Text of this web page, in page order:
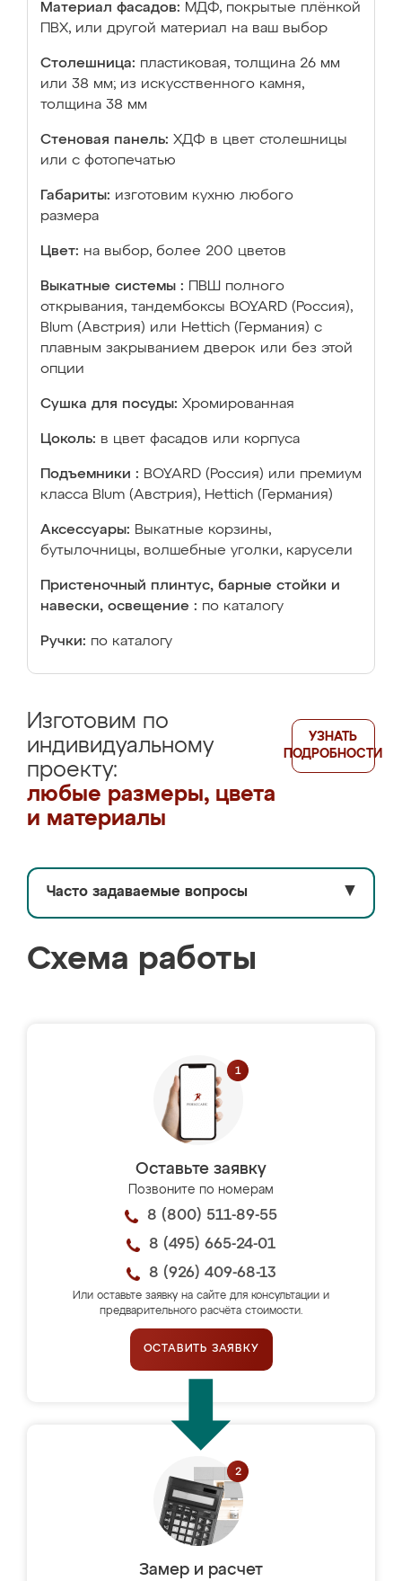
Материал фасадов: МДФ, покрытые плёнкой
ПВХ, или другой материал на ваш выбор
Столешница: пластиковая, толщина 26 мм
или 38 мм; из искусственного камня,
толщина 38 мм
Стеновая панель: ХДФ в цвет столешницы
или с фотопечатью
Габариты: изготовим кухню любого
размера
Цвет: на выбор, более 200 цветов
Выкатные системы :
ПВШ полного
открывания, тандембоксы BOYARD (Россия),
Blum (Австрия) или Hettich (Германия) с
плавным закрыванием дверок или без этой
опции
Сушка для посуды: Хромированная
Цоколь: в цвет фасадов или корпуса
Подъемники : BOYARD (Россия) или премиум
класса Blum (Австрия), Hettich (Германия)
Аксессуары: Выкатные корзины,
бутылочницы, волшебные уголки, карусели
Пристеночный плинтус, барные стойки и
навески, освещение : по каталогу
Ручки: по каталогу
Изготовим по
индивидуальному
проекту:
любые размеры, цвета
и материалы
УЗНАТЬ
ПОДРОБНОСТИ
Часто задаваемые вопросы ▼
Схема работы
Оставьте заявку
Позвоните по номерам
8 (800) 511-89-55
8 (495) 665-24-01
8 (926) 409-68-13
Или оставьте заявку на сайте для консультации и
предварительного расчёта стоимости.
ОСТАВИТЬ ЗАЯВКУ
Замер и расчет